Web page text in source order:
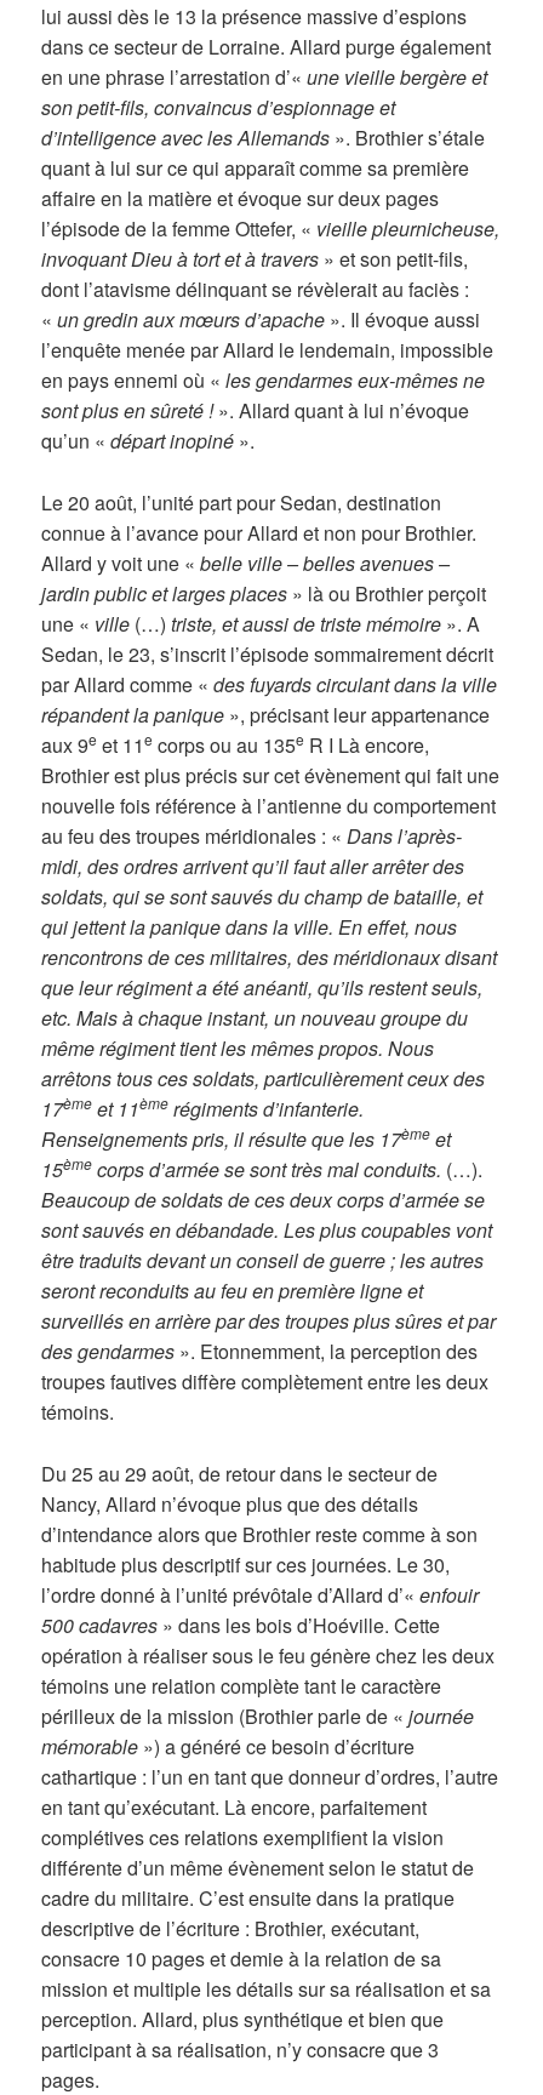
lui aussi dès le 13 la présence massive d’espions
dans ce secteur de Lorraine. Allard purge également
en une phrase l’arrestation d’«une vieille bergère et
son petit-fils, convaincus d’espionnage et
d’intelligence avec les Allemands ». Brothier s’étale
quant à lui sur ce qui apparaît comme sa première
affaire en la matière et évoque sur deux pages
l’épisode de la femme Ottefer, « vieille pleurnicheuse,
invoquant Dieu à tort et à travers » et son petit-fils,
dont l’atavisme délinquant se révèlerait au faciès :
«un gredin aux mœurs d’apache ». Il évoque aussi
l’enquête menée par Allard le lendemain, impossible
en pays ennemi où «les gendarmes eux-mêmes ne
sont plus en sûreté !». Allard quant à lui n’évoque
qu’un «départ inopiné ».
Le 20 août, l’unité part pour Sedan, destination
connue à l’avance pour Allard et non pour Brothier.
Allard y voit une «belle ville – belles avenues –
jardin public et larges places » là ou Brothier perçoit
une « ville (…)triste, et aussi de triste mémoire ». A
Sedan, le 23, s’inscrit l’épisode sommairement décrit
par Allard comme «des fuyards circulant dans la ville
répandent la panique », précisant leur appartenance
aux 9e et 11e corps ou au 135e R I Là encore,
Brothier est plus précis sur cet évènement qui fait une
nouvelle fois référence à l’antienne du comportement
au feu des troupes méridionales : «Dans l’après-
midi, des ordres arrivent qu’il faut aller arrêter des
soldats, qui se sont sauvés du champ de bataille, et
qui jettent la panique dans la ville. En effet, nous
rencontrons de ces militaires, des méridionaux disant
que leur régiment a été anéanti, qu’ils restent seuls,
etc. Mais à chaque instant, un nouveau groupe du
même régiment tient les mêmes propos. Nous
arrêtons tous ces soldats, particulièrement ceux des
17ème et 11ème régiments d’infanterie.
Renseignements pris, il résulte que les 17ème et
15ème corps d’armée se sont très mal conduits. (…).
Beaucoup de soldats de ces deux corps d’armée se
sont sauvés en débandade. Les plus coupables vont
être traduits devant un conseil de guerre ; les autres
seront reconduits au feu en première ligne et
surveillés en arrière par des troupes plus sûres et par
des gendarmes ». Etonnemment, la perception des
troupes fautives diffère complètement entre les deux
témoins.
Du 25 au 29 août, de retour dans le secteur de
Nancy, Allard n’évoque plus que des détails
d’intendance alors que Brothier reste comme à son
habitude plus descriptif sur ces journées. Le 30,
l’ordre donné à l’unité prévôtale d’Allard d’«enfouir
500 cadavres » dans les bois d’Hoéville. Cette
opération à réaliser sous le feu génère chez les deux
témoins une relation complète tant le caractère
périlleux de la mission (Brothier parle de «journée
mémorable ») a généré ce besoin d’écriture
cathartique : l’un en tant que donneur d’ordres, l’autre
en tant qu’exécutant. Là encore, parfaitement
complétives ces relations exemplifient la vision
différente d’un même évènement selon le statut de
cadre du militaire. C’est ensuite dans la pratique
descriptive de l’écriture : Brothier, exécutant,
consacre 10 pages et demie à la relation de sa
mission et multiple les détails sur sa réalisation et sa
perception. Allard, plus synthétique et bien que
participant à sa réalisation, n’y consacre que 3
pages.